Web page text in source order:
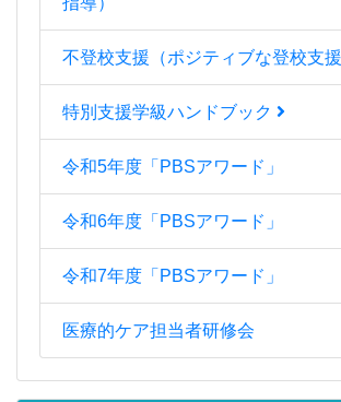
不登校支援（ポジティブな登校支援
特別支援学級ハンドブック
令和5年度「PBSアワード」
令和6年度「PBSアワード」
令和7年度「PBSアワード」
医療的ケア担当者研修会